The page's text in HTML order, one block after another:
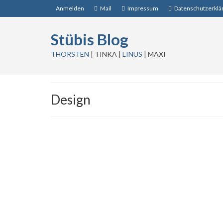
Anmelden Mail Impressum
Stübis Blog
THORSTEN | TINKA | LINUS | MAXI
Design